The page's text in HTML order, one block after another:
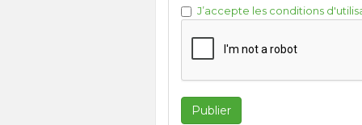
J’accepte les conditions
Publier